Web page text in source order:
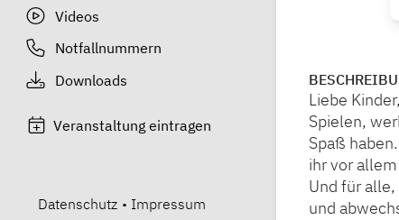
Videos
Notfallnummern
Downloads
Veranstaltung eintragen
Datenschutz • Impressum
Liebe
Spielen,
Spaß
ihr vor
Und für
und